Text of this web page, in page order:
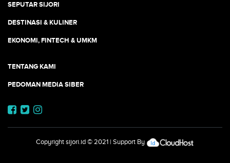
SEPUTAR SIJORI
DESTINASI & KULINER
EKONOMI, FINTECH & UMKM
TENTANG KAMI
PEDOMAN MEDIA SIBER
Copyright sijori.id© 2021 | Support By